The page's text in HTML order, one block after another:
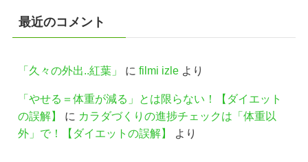
最近のコメント
「久々の外出..紅葉」 に filmi izleより
「やせる＝体重が減る」とは限らない！【ダイエット
の誤解】
に カラダづくりの進捗チェックは「体重以
外」で！【ダイエットの誤解】
より